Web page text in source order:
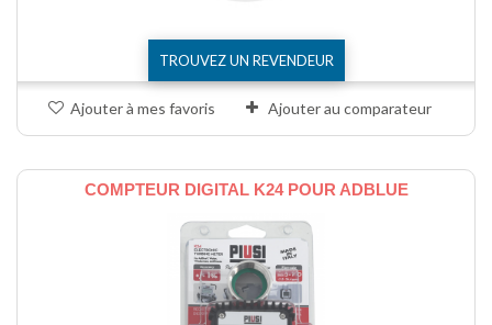
TROUVEZ UN REVENDEUR
Ajouter à mes favoris Ajouter au comparateur
COMPTEUR DIGITAL K24 POUR ADBLUE